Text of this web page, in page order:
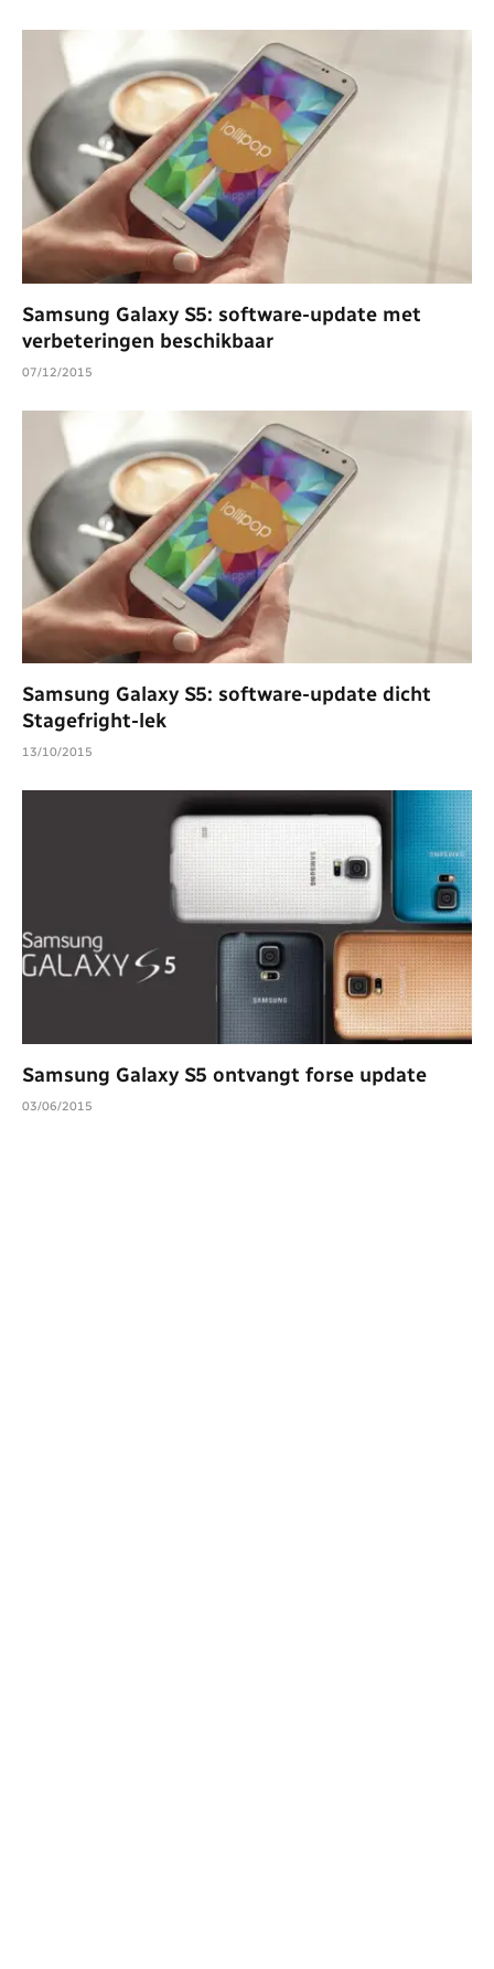
Samsung Galaxy S5: software-update met
verbeteringen beschikbaar
07/12/2015
Samsung Galaxy S5: software-update dicht
Stagefright-lek
13/10/2015
Samsung Galaxy S5 ontvangt forse update
03/06/2015